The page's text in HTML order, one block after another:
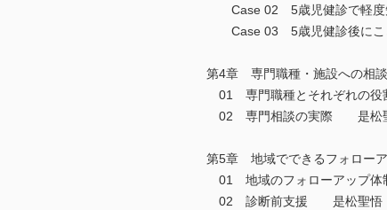
Case 02 5歳児健診で軽度
Case 03 5歳児健診後にこ
第4章 専門職種・施設への相談
01 専門職種とそれぞれの
02 専門相談の実際 是松
第5章 地域でできるフォロー
01 地域のフォローアップ体
02 診断前支援 是松聖悟